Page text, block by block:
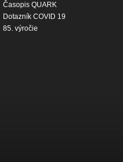
Časopis QUARK
Dotazník COVID 19
85. výročie